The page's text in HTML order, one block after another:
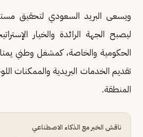
ويسعى البريد السعودي لتحقيق
ليصبح الجهة الرائدة والخيار
الحكومية والخاصة، كمشغل وطني
تقديم الخدمات البريدية والممكنات
المنطقة.
ناقش الخبر مع الذكاء الاصطناعي